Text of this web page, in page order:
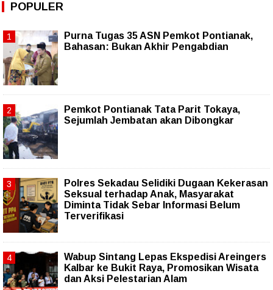
POPULER
Purna Tugas 35 ASN Pemkot Pontianak,
Bahasan: Bukan Akhir Pengabdian
Pemkot Pontianak Tata Parit Tokaya,
Sejumlah Jembatan akan Dibongkar
Polres Sekadau Selidiki Dugaan Kekerasan
Seksual terhadap Anak, Masyarakat
Diminta Tidak Sebar Informasi Belum
Terverifikasi
Wabup Sintang Lepas Ekspedisi Areingers
Kalbar ke Bukit Raya, Promosikan Wisata
dan Aksi Pelestarian Alam